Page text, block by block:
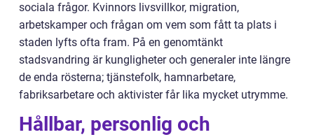
sociala frågor. Kvinnors livsvillkor, migration,
arbetskamper och frågan om vem som fått ta plats i
staden lyfts ofta fram. På en genomtänkt
stadsvandring är kungligheter och generaler inte längre
de enda rösterna; tjänstefolk, hamnarbetare,
fabriksarbetare och aktivister får lika mycket utrymme.
Hållbar, personlig och